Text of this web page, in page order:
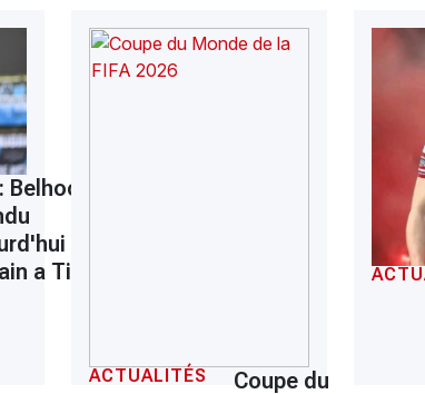
Belhocine
ou
a Tizi
ACTUALITÉS
Coupe du